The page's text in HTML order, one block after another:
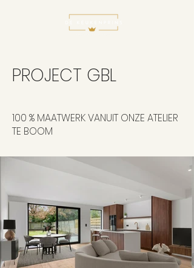
PROJECT GBL
100 % MAATWERK VANUIT ONZE ATELIER
TE BOOM